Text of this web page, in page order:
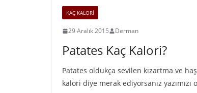
KAÇ KALORİ
29 Aralık 2015 Derman
Patates Kaç Kalori?
Patates oldukça sevilen kızartma ve
kalori diye merak ediyorsanız yazımızı